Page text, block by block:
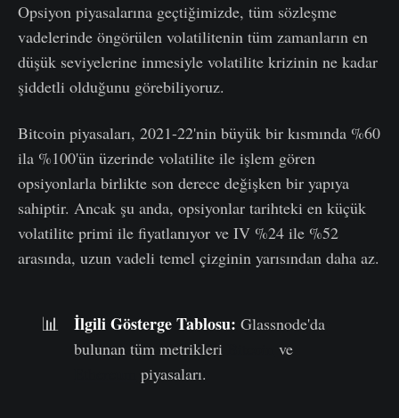
Opsiyon piyasalarına geçtiğimizde, tüm sözleşme
vadelerinde öngörülen volatilitenin tüm zamanların en
düşük seviyelerine inmesiyle volatilite krizinin ne kadar
şiddetli olduğunu görebiliyoruz.
Bitcoin piyasaları, 2021-22'nin büyük bir kısmında %60
ila %100'ün üzerinde volatilite ile işlem gören
opsiyonlarla birlikte son derece değişken bir yapıya
sahiptir. Ancak şu anda, opsiyonlar tarihteki en küçük
volatilite primi ile fiyatlanıyor ve IV %24 ile %52
arasında, uzun vadeli temel çizginin yarısından daha az.
📊 İlgili Gösterge Tablosu: Glassnode'da
bulunan tüm metrikleri
ve
piyasaları.